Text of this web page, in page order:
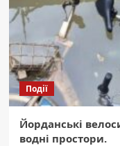
Події
Йорданські
водні простори.